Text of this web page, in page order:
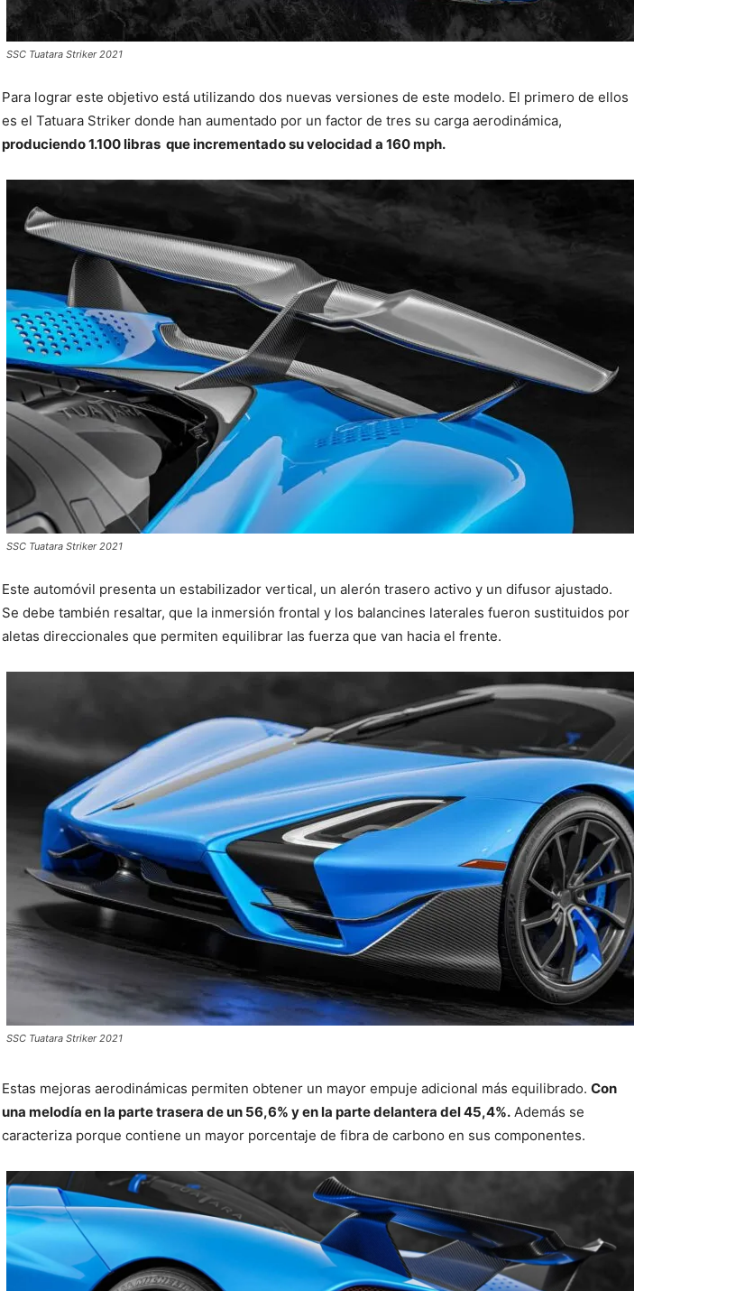
SSC Tuatara Striker 2021
Para lograr este objetivo está utilizando dos nuevas versiones de este modelo. El primero de ellos
es el Tatuara Striker donde han aumentado por un factor de tres su carga aerodinámica,
produciendo 1.100 libras que incrementado su velocidad a 160 mph.
SSC Tuatara Striker 2021
Este automóvil presenta un estabilizador vertical, un alerón trasero activo y un difusor ajustado.
Se debe también resaltar, que la inmersión frontal y los balancines laterales fueron sustituidos por
aletas direccionales que permiten equilibrar las fuerza que van hacia el frente.
SSC Tuatara Striker 2021
Estas mejoras aerodinámicas permiten obtener un mayor empuje adicional más equilibrado. Con
una melodía en la parte trasera de un 56,6% y en la parte delantera del 45,4%. Además se
caracteriza porque contiene un mayor porcentaje de fibra de carbono en sus componentes.